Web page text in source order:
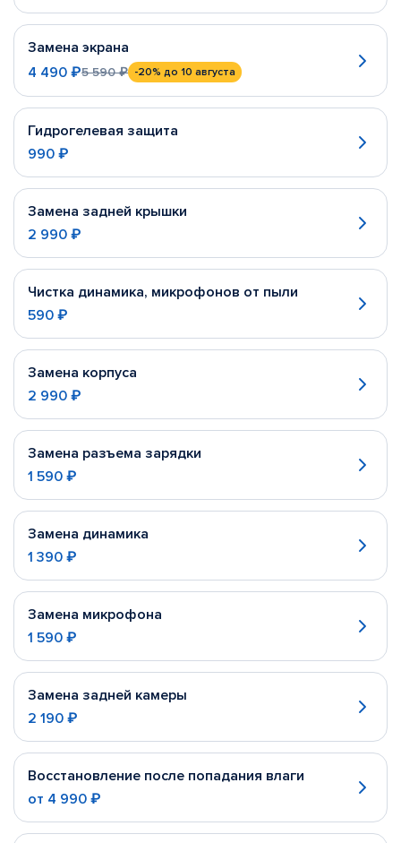
Замена экрана
4 490 ₽5 590 ₽ -20% до 10 августа
Гидрогелевая защита
990 ₽
Замена задней крышки
2 990 ₽
Чистка динамика, микрофонов от пыли
590 ₽
Замена корпуса
2 990 ₽
Замена разъема зарядки
1 590 ₽
Замена динамика
1 390 ₽
Замена микрофона
1 590 ₽
Замена задней камеры
2 190 ₽
Восстановление после попадания влаги
от 4 990 ₽